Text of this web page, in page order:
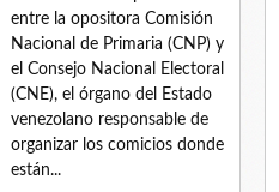
entre la opositora Comisión
Nacional de Primaria (CNP) y
el Consejo Nacional Electoral
(CNE), el órgano del Estado
venezolano responsable de
organizar los comicios donde
están...